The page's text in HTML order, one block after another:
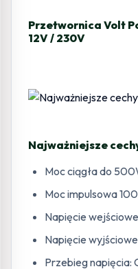
Przetwornica Volt
12V / 230V
Najważniejsze
Moc ciągła do
Moc impulsowa
Napięcie
Napięcie
Przebieg napięcia: